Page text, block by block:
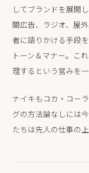
してブランドを展開
聞広告、ラジオ、屋
者に語りかける手段
トーン＆マナー。こ
理するという営みを
ナイキもコカ・コー
グの方法論なしには
たちは先人の仕事の上